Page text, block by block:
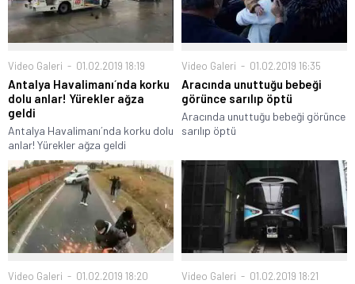
Video Galeri 01.02.2019 18:19
Antalya Havalimanı´nda korku
dolu anlar! Yürekler ağza
geldi
Antalya Havalimanı´nda korku dolu
anlar! Yürekler ağza geldi
Video Galeri 01.02.2019 16:35
Aracında unuttuğu bebeği
görünce sarılıp öptü
Aracında unuttuğu bebeği görünce
sarılıp öptü
Video Galeri 01.02.2019 18:20 Video Galeri 01.02.2019 18:21